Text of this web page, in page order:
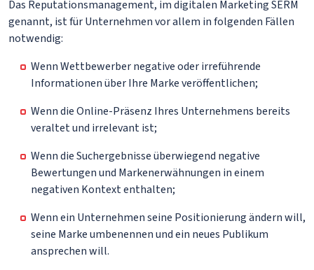
Das Reputationsmanagement, im digitalen Marketing SERM
genannt, ist für Unternehmen vor allem in folgenden Fällen
notwendig:
Wenn Wettbewerber negative oder irreführende
Informationen über Ihre Marke veröffentlichen;
Wenn die Online-Präsenz Ihres Unternehmens bereits
veraltet und irrelevant ist;
Wenn die Suchergebnisse überwiegend negative
Bewertungen und Markenerwähnungen in einem
negativen Kontext enthalten;
Wenn ein Unternehmen seine Positionierung ändern will,
seine Marke umbenennen und ein neues Publikum
ansprechen will.